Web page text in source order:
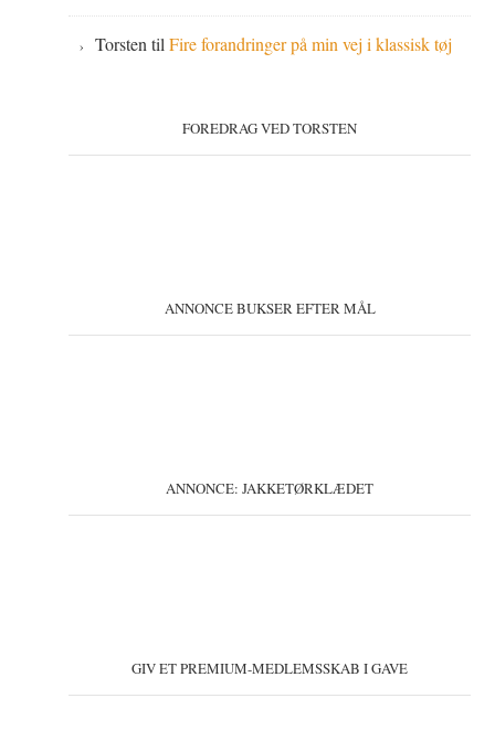
Torsten tilFire forandringer på min vej i klassisk tøj
FOREDRAG VED TORSTEN
ANNONCE BUKSER EFTER MÅL
ANNONCE: JAKKETØRKLÆDET
GIV ET PREMIUM-MEDLEMSSKAB I GAVE